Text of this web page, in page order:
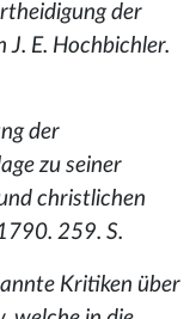
der
E. Hochbichler.
der
zu seiner
christlichen
259. S.
Kritiken über